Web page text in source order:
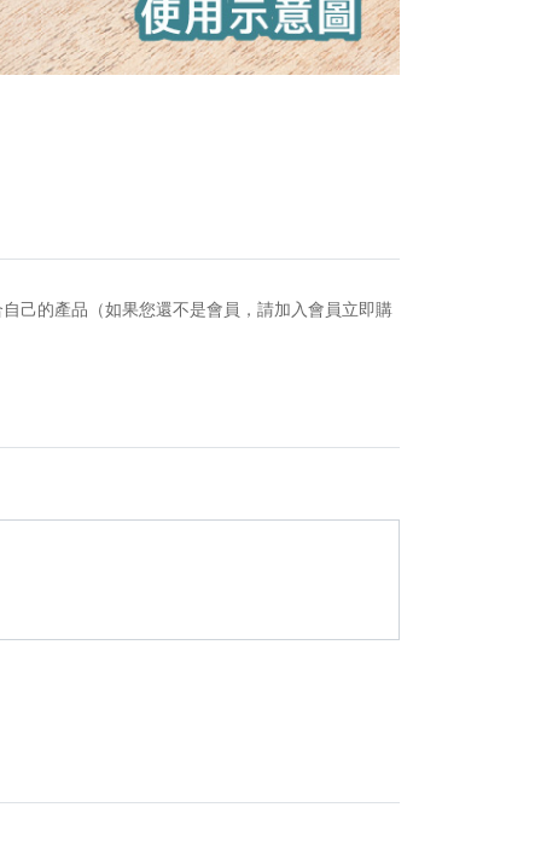
己的產品（如果您還不是會員，請加入會員立即購